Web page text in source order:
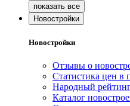
Новостройки
Новостройки
Отзывы о
Статистика цен в
Народный
Каталог